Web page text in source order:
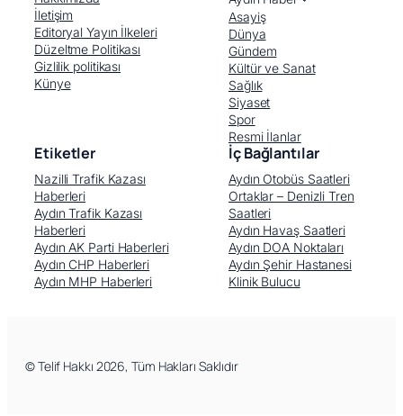
Facebook X (Twitter)
İletişim
Editoryal Yayın İlkeleri
Düzeltme Politikası
Gizlilik politikası
Künye
Asayiş
Dünya
Gündem
Kültür ve Sanat
Sağlık
Siyaset
Spor
Resmi İlanlar
Etiketler
Nazilli Trafik Kazası
Haberleri
Aydın Trafik Kazası
Haberleri
Aydın AK Parti Haberleri
Aydın CHP Haberleri
Aydın MHP Haberleri
İç Bağlantılar
Aydın Otobüs Saatleri
Ortaklar – Denizli Tren
Saatleri
Aydın Havaş Saatleri
Aydın DOA Noktaları
Aydın Şehir Hastanesi
Klinik Bulucu
© Telif Hakkı 2026, Tüm Hakları Saklıdır